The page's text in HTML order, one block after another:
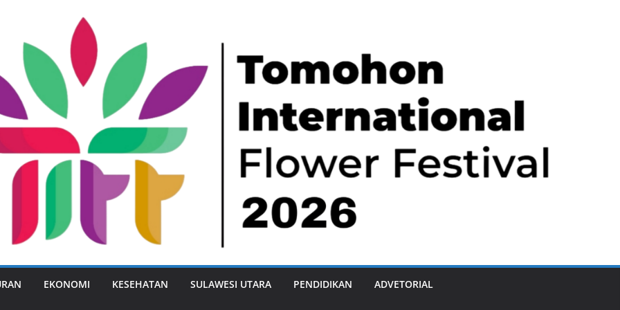
EKONOMI KESEHATAN SULAWESI UTARA PENDIDIKAN ADVETORIAL